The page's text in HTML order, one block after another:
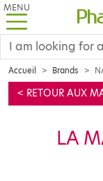
MENU
Accueil Brands
< RETOUR AUX
LA